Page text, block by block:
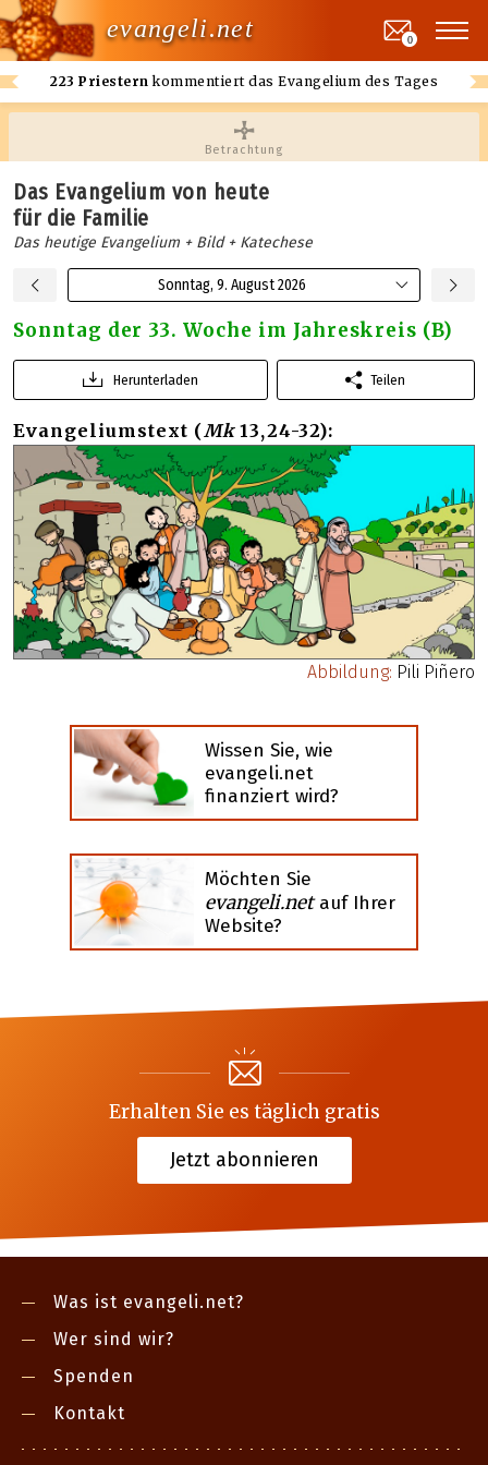
evangeli.net
223 Priestern kommentiert das Evangelium des Tages
0
Betrachtung
Das Evangelium von heute
für die Familie
Das heutige Evangelium + Bild + Katechese
Sonntag, 9. August 2026
Sonntag der 33. Woche im Jahreskreis (B)
Herunterladen Teilen
Evangeliumstext (Mk13,24-32):
Abbildung: Pili Piñero
Wissen Sie, wie
evangeli.net
finanziert wird?
Möchten Sie
evangeli.netauf Ihrer
Website?
Erhalten Sie es täglich gratis
Jetzt abonnieren
Was ist evangeli.net?
Wer sind wir?
Spenden
Kontakt